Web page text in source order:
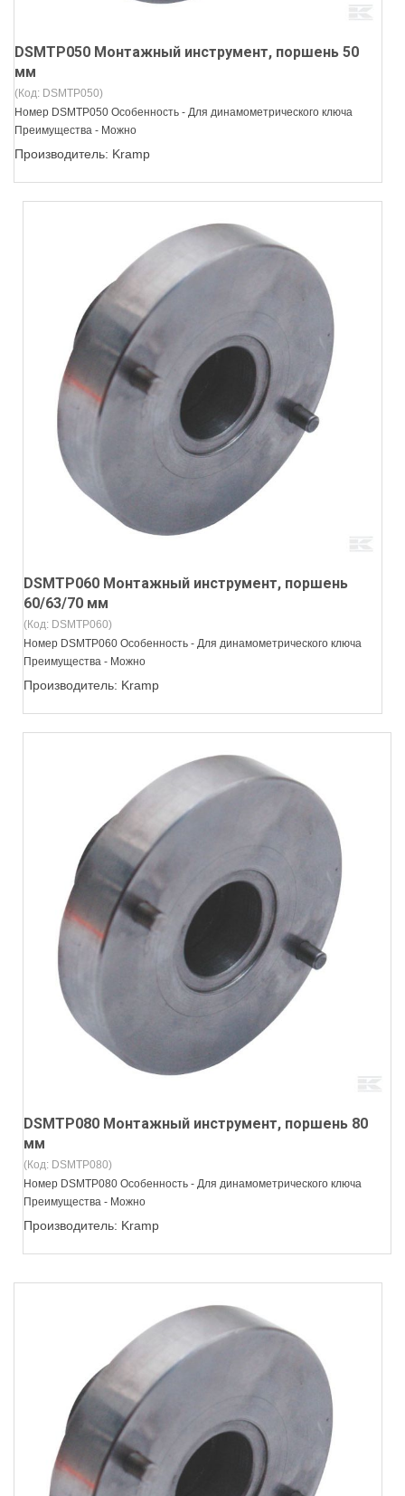
DSMTP050 Монтажный инструмент, поршень 50
мм
(Код: DSMTP050)
Номер DSMTP050 Особенность - Для динамометрического ключа
Преимущества - Можно
Производитель: Kramp
DSMTP060 Монтажный инструмент, поршень
60/63/70 мм
(Код: DSMTP060)
Номер DSMTP060 Особенность - Для динамометрического ключа
Преимущества - Можно
Производитель: Kramp
DSMTP080 Монтажный инструмент, поршень 80
мм
(Код: DSMTP080)
Номер DSMTP080 Особенность - Для динамометрического ключа
Преимущества - Можно
Производитель: Kramp